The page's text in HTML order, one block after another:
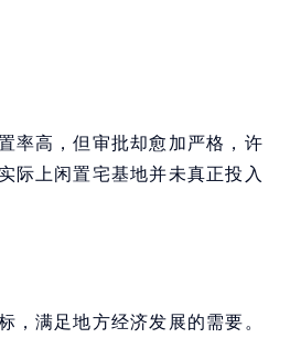
率高，但审批却愈加严格，许
际上闲置宅基地并未真正投入
，满足地方经济发展的需要。